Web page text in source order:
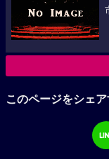
このページをシェア